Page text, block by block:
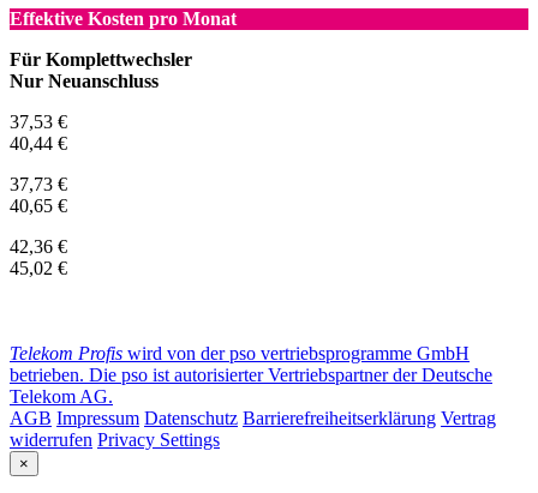
Effektive Kosten pro Monat
Für Komplettwechsler
Nur Neuanschluss
37,53 €
40,44 €
37,73 €
40,65 €
42,36 €
45,02 €
Telekom Profis wird von der pso vertriebsprogramme GmbH
betrieben. Die pso ist autorisierter Vertriebspartner der Deutsche
Telekom AG.
AGB Impressum Datenschutz Barrierefreiheitserklärung Vertrag
widerrufen Privacy Settings
×